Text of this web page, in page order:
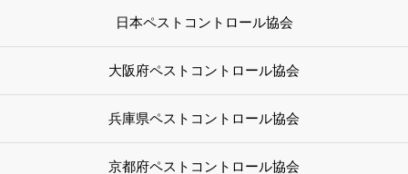
日本ペストコントロール協会
大阪府ペストコントロール協会
兵庫県ペストコントロール協会
京都府ペストコントロール協会